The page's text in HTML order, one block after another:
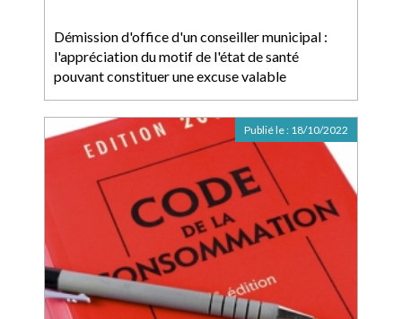
Démission d'office d'un conseiller municipal :
l'appréciation du motif de l'état de santé
pouvant constituer une excuse valable
Publié le : 18/10/2022